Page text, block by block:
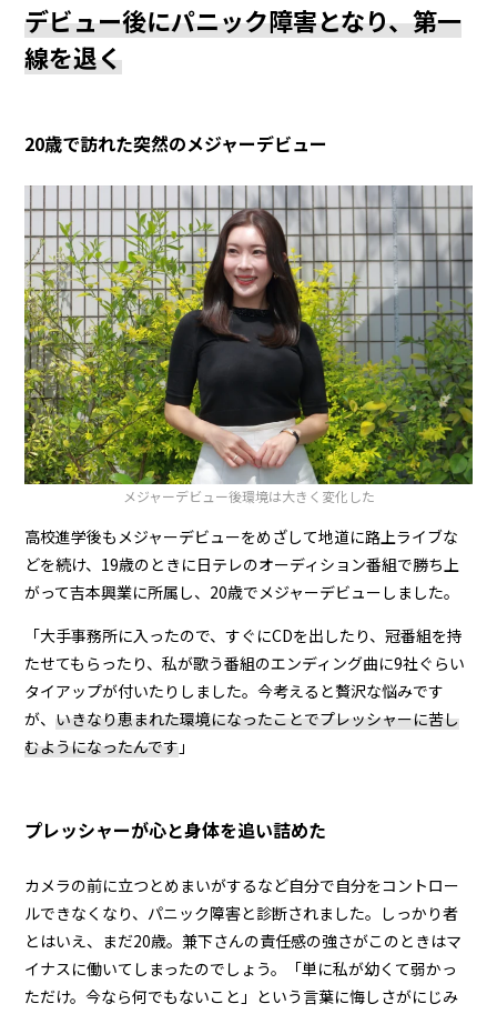
デビュー後にパニック障害となり、第一
線を退く
20歳で訪れた突然のメジャーデビュー
メジャーデビュー後環境は大きく変化した
高校進学後もメジャーデビューをめざして地道に路上ライブな
どを続け、19歳のときに日テレのオーディション番組で勝ち上
がって吉本興業に所属し、20歳でメジャーデビューしました。
「大手事務所に入ったので、すぐにCDを出したり、冠番組を持
たせてもらったり、私が歌う番組のエンディング曲に9社ぐらい
タイアップが付いたりしました。今考えると贅沢な悩みです
が、いきなり恵まれた環境になったことでプレッシャーに苦し
むようになったんです 」
プレッシャーが心と身体を追い詰めた
カメラの前に立つとめまいがするなど自分で自分をコントロー
ルできなくなり、パニック障害と診断されました。しっかり者
とはいえ、まだ20歳。兼下さんの責任感の強さがこのときはマ
イナスに働いてしまったのでしょう。「単に私が幼くて弱かっ
ただけ。今なら何でもないこと」という言葉に悔しさがにじみ